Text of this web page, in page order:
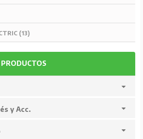
(13)
y Acc.